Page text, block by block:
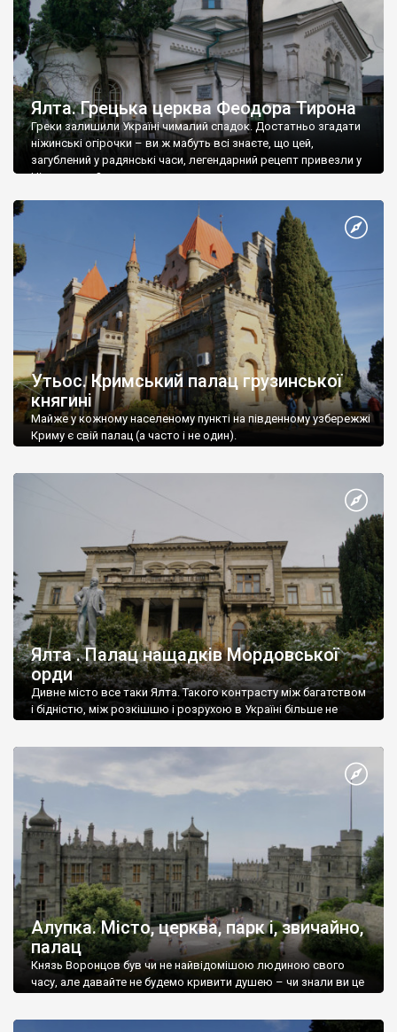
Ялта. Грецька церква Феодора Тирона
Греки залишили Україні чималий спадок. Достатньо згадати
ніжинські огірочки – ви ж мабуть всі знаєте, що цей,
загублений у радянські часи, легендарний рецепт привезли у
Ніжин греки?
Утьос. Кримський палац грузинської
княгині
Майже у кожному населеному пункті на південному узбережжі
Криму є свій палац (а часто і не один).
Ялта . Палац нащадків Мордовської
орди
Дивне місто все таки Ялта. Такого контрасту між багатством
і бідністю, між розкішшю і розрухою в Україні більше не
Алупка. Місто, церква, парк і, звичайно,
палац
Князь Воронцов був чи не найвідомішою людиною свого
часу, але давайте не будемо кривити душею – чи знали ви це